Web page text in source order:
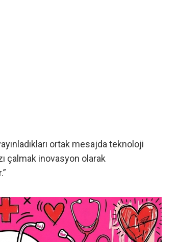
ortak mesajda teknoloji
çalmak inovasyon olarak